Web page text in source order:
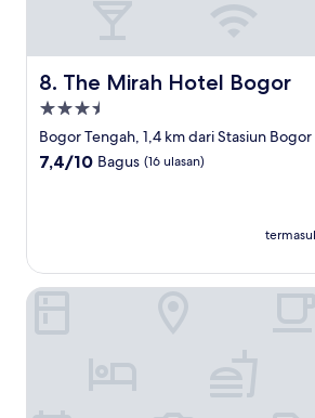
8. The Mirah Hotel Bogor
The Mirah Hotel Bogor
Properti
bintang
3.5
Bogor Tengah, 1,4 km dari Stasiun Bogor
7.4
7,4/10 Bagus (16 ulasan)
Nusantara Perintis Bogor By Reccoma